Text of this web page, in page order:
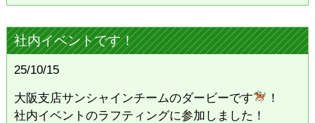
社内イベントです！
25/10/15
大阪支店サンシャインチームのダービーです
！
社内イベントのラフティングに参加しました！